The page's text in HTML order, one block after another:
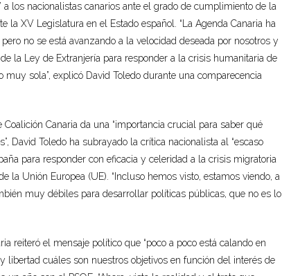
a los nacionalistas canarios ante el grado de cumplimiento de la
la XV Legislatura en el Estado español. “La Agenda Canaria ha
no se está avanzando a la velocidad deseada por nosotros y
la Ley de Extranjería para responder a la crisis humanitaria de
sola”, explicó David Toledo durante una comparecencia
Canaria da una “importancia crucial para saber qué
David Toledo ha subrayado la crítica nacionalista al “escaso
para responder con eficacia y celeridad a la crisis migratoria
la Unión Europea (UE). “Incluso hemos visto, estamos viendo, a
muy débiles para desarrollar políticas públicas, que no es lo
reiteró el mensaje político que “poco a poco está calando en
libertad cuáles son nuestros objetivos en función del interés de